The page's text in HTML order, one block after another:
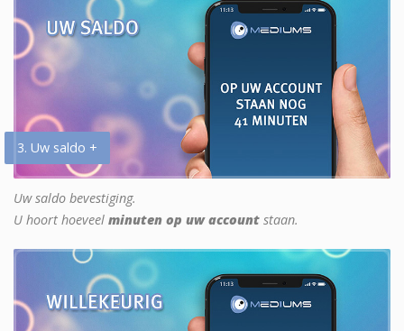
3. Uw saldo +
Uw saldo bevestiging.
U hoort hoeveel minuten op uw account staan.